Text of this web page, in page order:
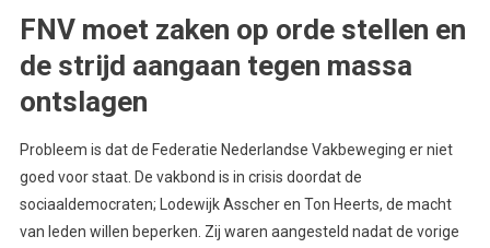
FNV moet zaken op orde stellen en
de strijd aangaan tegen massa
ontslagen
Probleem is dat de Federatie Nederlandse Vakbeweging er niet
goed voor staat. De vakbond is in crisis doordat de
sociaaldemocraten; Lodewijk Asscher en Ton Heerts, de macht
van leden willen beperken. Zij waren aangesteld nadat de vorige